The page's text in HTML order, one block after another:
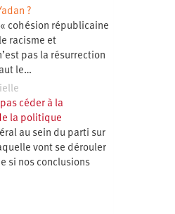
?
cohésion républicaine
racisme et
pas la résurrection
le…
céder à la
la politique
au sein du parti sur
vont se dérouler
si nos conclusions